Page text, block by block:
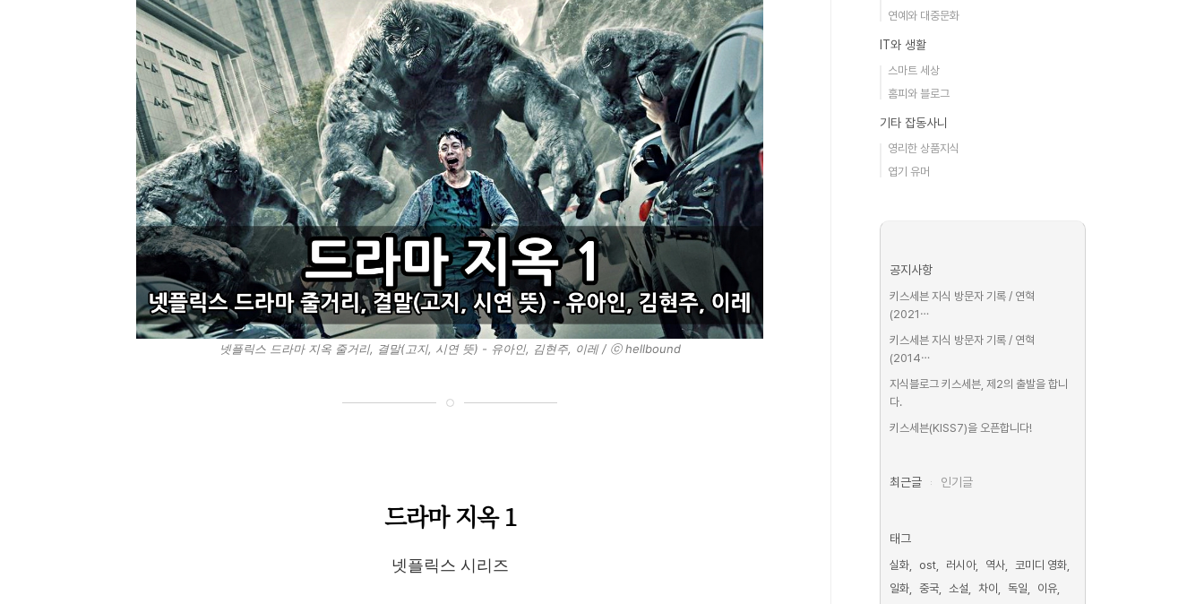
넷플릭스 드라마 지옥 줄거리, 결말(고지, 시연 뜻) - 유아인, 김현주, 이레 / ⓒ hellbound
드라마 지옥 1
넷플릭스 시리즈
연예와 대중문화
IT와 생활
스마트 세상
홈피와 블로그
기타 잡동사니
영리한 상품지식
엽기 유머
공지사항
키스세븐 지식 방문자 기록 / 연혁
(2021⋯
키스세븐 지식 방문자 기록 / 연혁
(2014⋯
지식블로그 키스세븐, 제2의 출발을 합니
다.
키스세븐(KISS7)을 오픈합니다!
최근글 인기글
태그
실화 ost 러시아 역사
코미디 영화
일화
중국 소설 차이 독일
이유